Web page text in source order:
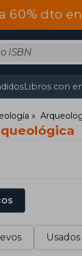
60% dto
Libros con
Usados